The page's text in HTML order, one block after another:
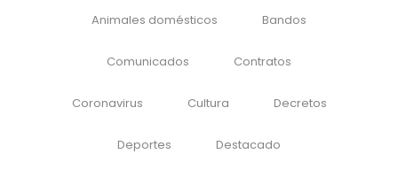
Animales domésticos Bandos
Comunicados Contratos
Coronavirus Cultura Decretos
Deportes Destacado